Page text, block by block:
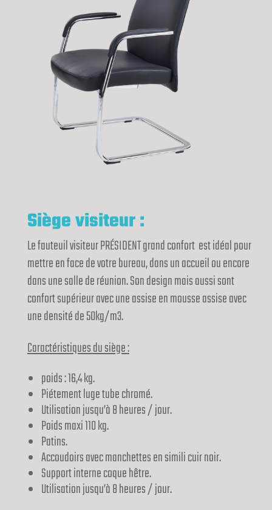
Siège visiteur :
Le fauteuil visiteur PRÉSIDENT grand confort est idéal pour
mettre en face de votre bureau, dans un accueil ou encore
dans une salle de réunion. Son design mais aussi sont
confort supérieur avec une assise en mousse assise avec
une densité de 50kg/m3.
Caractéristiques du siège :
poids : 16,4 kg.
Piétement luge tube chromé.
Utilisation jusqu’à 8 heures / jour.
Poids maxi 110 kg.
Patins.
Accoudoirs avec manchettes en simili cuir noir.
Support interne coque hêtre.
Utilisation jusqu’à 8 heures / jour.